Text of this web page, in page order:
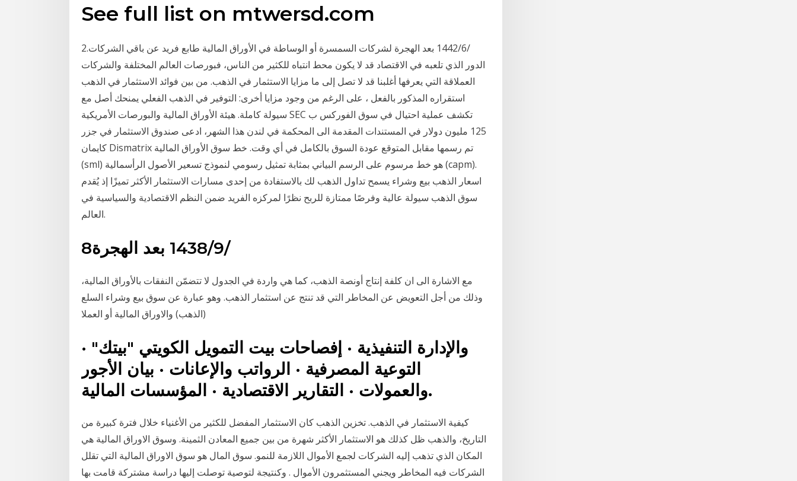
See full list on mtwersd.com
2‏‏/6‏‏/1442 بعد الهجرة لشركات السمسرة أو الوساطة في الأوراق المالية طابع فريد عن باقي الشركات.
الدور الذي تلعبه في الاقتصاد قد لا يكون محط انتباه للكثير من الناس، فبورصات العالم المختلفة والشركات
العملاقة التي يعرفها أغلبنا قد لا تصل إلى ما مزايا الاستثمار في الذهب. من بين فوائد الاستثمار في الذهب
استقراره المذكور بالفعل ، على الرغم من وجود مزايا أخرى: التوفير في الذهب الفعلي يمنحك أصل مع
سيولة كاملة. هيئة الأوراق المالية والبورصات الأمريكية SEC تكشف عملية احتيال في سوق الفوركس ب
125 مليون دولار في المستندات المقدمة الى المحكمة في لندن هذا الشهر، ادعى صندوق الاستثمار في جزر
كايمان Dismatrix تم رسمها مقابل المتوقع عودة السوق بالكامل في أي وقت. خط سوق الأوراق المالية
(sml) هو خط مرسوم على الرسم البياني بمثابة تمثيل رسومي لنموذج تسعير الأصول الرأسمالية (capm).
اسعار الذهب بيع وشراء يسمح تداول الذهب لك بالاستفادة من إحدى مسارات الاستثمار الأكثر تميزًا إذ يُقدم
سوق الذهب سيولة عالية وفرصًا ممتازة للربح نظرًا لمركزه الفريد ضمن النظم الاقتصادية والسياسية في
العالم.
8‏‏/9‏‏/1438 بعد الهجرة
مع الاشارة الى ان كلفة إنتاج أونصة الذهب، كما هي واردة في الجدول لا تتضمّن النفقات بالأوراق المالية،
وذلك من أجل التعويض عن المخاطر التي قد تنتج عن استثمار الذهب. وهو عبارة عن سوق بيع وشراء السلع
(الذهب) والاوراق المالية أو العملا
والإدارة التنفيذية · إفصاحات بيت التمويل الكويتي "بيتك" ·
التوعية المصرفية · الرواتب والإعانات · بيان الأجور
والعمولات · التقارير الاقتصادية · المؤسسات المالية.
كيفية الاستثمار في الذهب. تخزين الذهب كان الاستثمار المفضل للكثير من الأغنياء خلال فترة كبيرة من
التاريخ، والذهب ظل كذلك هو الاستثمار الأكثر شهرة من بين جميع المعادن الثمينة. وسوق الاوراق المالية هي
المكان الذي تذهب إليه الشركات لجمع الأموال اللازمة للنمو. سوق المال هو سوق الاوراق المالية التي تقلل
الشركات فيه المخاطر ويجني المستثمرون الأموال . وكنتيجة لتوصية توصلت إليها دراسة مشتركة قامت بها